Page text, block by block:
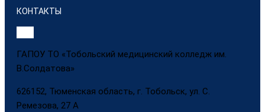
КОНТАКТЫ
ГАПОУ ТО «Тобольский медицинский колледж им.
В.Солдатова»
626152, Тюменская область, г. Тобольск, ул. С.
Ремезова, 27 А